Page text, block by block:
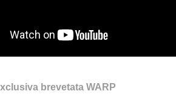
brevetata WARP